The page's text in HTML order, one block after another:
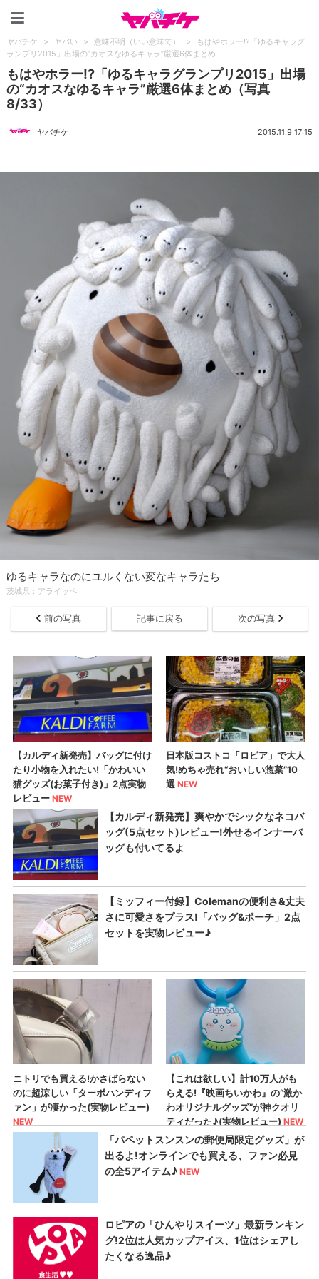
ヤバチケ > ヤバい > 意味不明（いい意味で） >
もはやホラー!?「ゆるキャラグ
ランプリ2015」出場の“カオスなゆるキャラ”厳選6体まとめ
もはやホラー!?「ゆるキャラグランプリ2015」出場
の“カオスなゆるキャラ”厳選6体まとめ（写真
8/33）
ヤバチケ 2015.11.9 17:15
ゆるキャラなのにユルくない変なキャラたち
茨城県：アライッペ
前の写真 記事に戻る 次の写真